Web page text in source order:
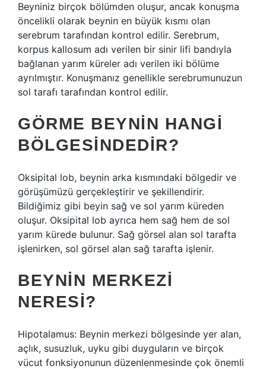
Beyniniz birçok bölümden oluşur, ancak konuşma
öncelikli olarak beynin en büyük kısmı olan
serebrum tarafından kontrol edilir. Serebrum,
korpus kallosum adı verilen bir sinir lifi bandıyla
bağlanan yarım küreler adı verilen iki bölüme
ayrılmıştır. Konuşmanız genellikle serebrumunuzun
sol tarafı tarafından kontrol edilir.
GÖRME BEYNIN HANGI
BÖLGESINDEDIR?
Oksipital lob, beynin arka kısmındaki bölgedir ve
görüşümüzü gerçekleştirir ve şekillendirir.
Bildiğimiz gibi beyin sağ ve sol yarım küreden
oluşur. Oksipital lob ayrıca hem sağ hem de sol
yarım kürede bulunur. Sağ görsel alan sol tarafta
işlenirken, sol görsel alan sağ tarafta işlenir.
BEYNIN MERKEZI
NERESI?
Hipotalamus: Beynin merkezi bölgesinde yer alan,
açlık, susuzluk, uyku gibi duyguların ve birçok
vücut fonksiyonunun düzenlenmesinde çok önemli